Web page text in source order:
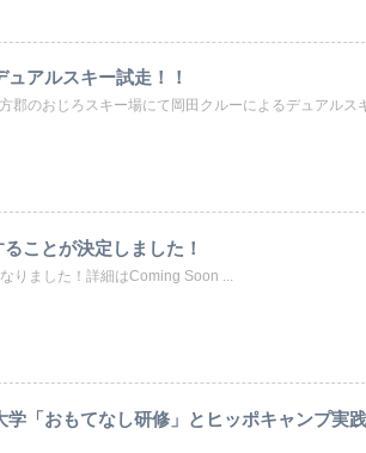
アルスキー試走！！
郡のおじろスキー場にて岡田クルーによるデュアルス
ことが決定しました！
りました！詳細はComing Soon ...
「おもてなし研修」とヒッポキャンプ実